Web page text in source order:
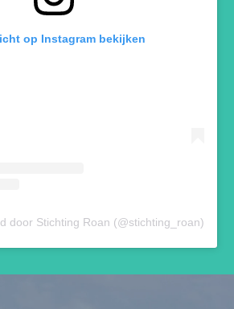
op Instagram bekijken
door Stichting Roan (@stichting_roan)